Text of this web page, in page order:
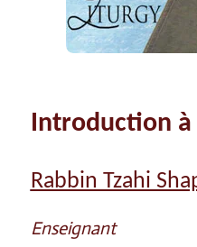
Introduction
Rabbin Tzahi
Enseignant